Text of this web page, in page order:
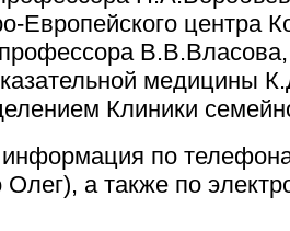
Европейского центра
медицины
Клиники
по
а также по